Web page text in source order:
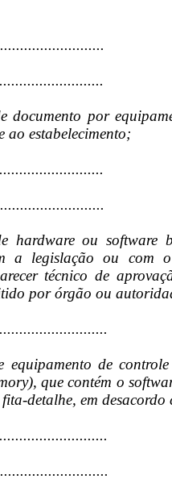
documento por
ao estabelecimento;
hardware ou software
a legislação ou com
técnico de
por órgão ou
equipamento de
que contém o
detalhe, em